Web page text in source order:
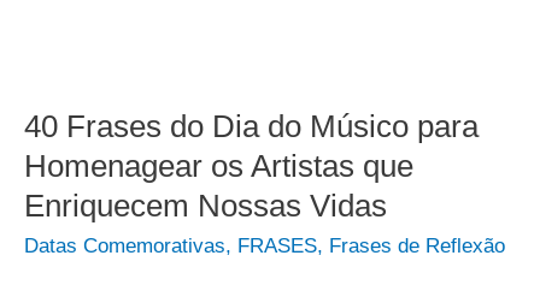
40 Frases do Dia do Músico para
Homenagear os Artistas que
Enriquecem Nossas Vidas
Datas Comemorativas, FRASES, Frases de Reflexão